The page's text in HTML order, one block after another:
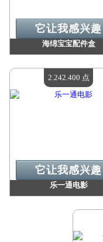
海绵宝宝配件盒
现有数量：4
它让我感兴趣
乐一通电影
现有数量：4
它让我感兴趣
2.242.400 点